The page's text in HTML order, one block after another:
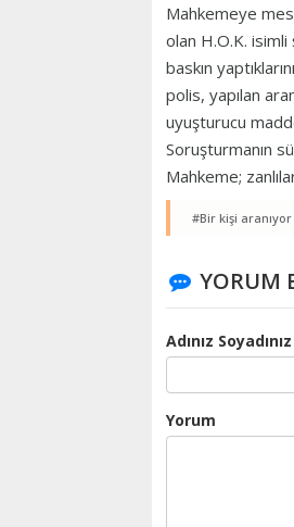
Mahkemeye
olan H.O.K. isimli
baskın
polis, yapılan
uyuşturucu
Soruşturmanın
Mahkeme;
#Bir kişi aranıyor
YORUM
Adınız Soyadınız
Yorum